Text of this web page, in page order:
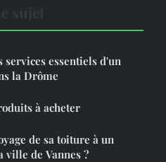
services essentiels d'un
la Drôme
à acheter
de sa toiture à un
de Vannes ?